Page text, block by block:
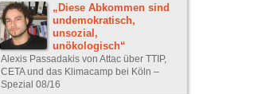
„Diese Abkommen sind
undemokratisch,
unsozial,
unökologisch“
Alexis Passadakis von Attac über TTIP,
CETA und das Klimacamp bei Köln –
Spezial 08/16